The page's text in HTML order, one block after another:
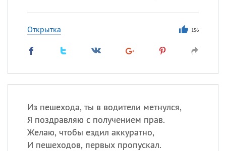
Открытка 156
Из пешехода, ты в водители метнулся,
Я поздравляю с получением прав.
Желаю, чтобы ездил аккуратно,
И пешеходов, первых пропускал.